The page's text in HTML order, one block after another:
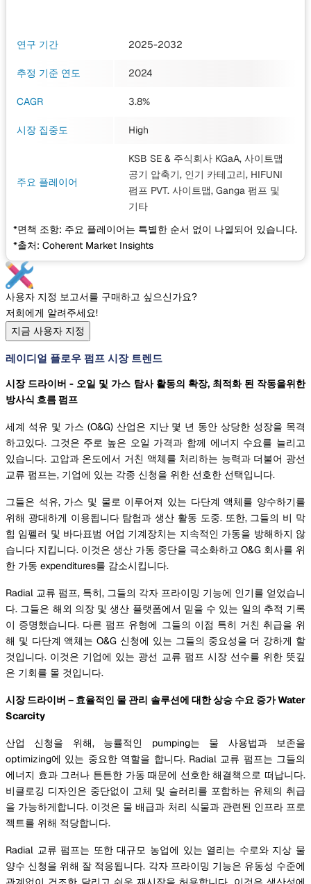
연구 기간 2025-2032
추정 기준 연도 2024
CAGR 3.8%
시장 집중도 High
주요 플레이어
KSB SE & 주식회사 KGaA, 사이트맵
공기 압축기, 인기 카테고리, HIFUNI
펌프 PVT. 사이트맵, Ganga 펌프 및
기타
*면책 조항: 주요 플레이어는 특별한 순서 없이 나열되어 있습니다.
*출처: Coherent Market Insights
사용자 지정 보고서를 구매하고 싶으신가요?
저희에게 알려주세요!
지금 사용자 지정
레이디얼 플로우 펌프 시장 트렌드
시장 드라이버 - 오일 및 가스 탐사 활동의 확장, 최적화 된 작동을위한
방사식 흐름 펌프
세계 석유 및 가스 (O&G) 산업은 지난 몇 년 동안 상당한 성장을 목격
하고있다. 그것은 주로 높은 오일 가격과 함께 에너지 수요를 늘리고
있습니다. 고압과 온도에서 거친 액체를 처리하는 능력과 더불어 광선
교류 펌프는, 기업에 있는 각종 신청을 위한 선호한 선택입니다.
그들은 석유, 가스 및 물로 이루어져 있는 다단계 액체를 양수하기를
위해 광대하게 이용됩니다 탐험과 생산 활동 도중. 또한, 그들의 비 막
힘 임펠러 및 바다표범 어업 기계장치는 지속적인 가동을 방해하지 않
습니다 지킵니다. 이것은 생산 가동 중단을 극소화하고 O&G 회사를 위
한 가동 expenditures를 감소시킵니다.
Radial 교류 펌프, 특히, 그들의 각자 프라이밍 기능에 인기를 얻었습니
다. 그들은 해외 의장 및 생산 플랫폼에서 믿을 수 있는 일의 추적 기록
이 증명했습니다. 다른 펌프 유형에 그들의 이점 특히 거친 취급을 위
해 및 다단계 액체는 O&G 신청에 있는 그들의 중요성을 더 강하게 할
것입니다. 이것은 기업에 있는 광선 교류 펌프 시장 선수를 위한 뜻깊
은 기회를 몰 것입니다.
시장 드라이버 – 효율적인 물 관리 솔루션에 대한 상승 수요 증가 Water
Scarcity
산업 신청을 위해, 능률적인 pumping는 물 사용법과 보존을
optimizing에 있는 중요한 역할을 합니다. Radial 교류 펌프는 그들의
에너지 효과 그러나 튼튼한 가동 때문에 선호한 해결책으로 떠납니다.
비클로깅 디자인은 중단없이 고체 및 슬러리를 포함하는 유체의 취급
을 가능하게합니다. 이것은 물 배급과 처리 식물과 관련된 인프라 프로
젝트를 위해 적당합니다.
Radial 교류 펌프는 또한 대규모 농업에 있는 열리는 수로와 지상 물
양수 신청을 위해 잘 적응됩니다. 각자 프라이밍 기능은 유동성 수준에